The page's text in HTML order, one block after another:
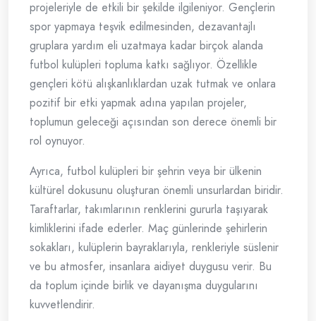
projeleriyle de etkili bir şekilde ilgileniyor. Gençlerin
spor yapmaya teşvik edilmesinden, dezavantajlı
gruplara yardım eli uzatmaya kadar birçok alanda
futbol kulüpleri topluma katkı sağlıyor. Özellikle
gençleri kötü alışkanlıklardan uzak tutmak ve onlara
pozitif bir etki yapmak adına yapılan projeler,
toplumun geleceği açısından son derece önemli bir
rol oynuyor.
Ayrıca, futbol kulüpleri bir şehrin veya bir ülkenin
kültürel dokusunu oluşturan önemli unsurlardan biridir.
Taraftarlar, takımlarının renklerini gururla taşıyarak
kimliklerini ifade ederler. Maç günlerinde şehirlerin
sokakları, kulüplerin bayraklarıyla, renkleriyle süslenir
ve bu atmosfer, insanlara aidiyet duygusu verir. Bu
da toplum içinde birlik ve dayanışma duygularını
kuvvetlendirir.